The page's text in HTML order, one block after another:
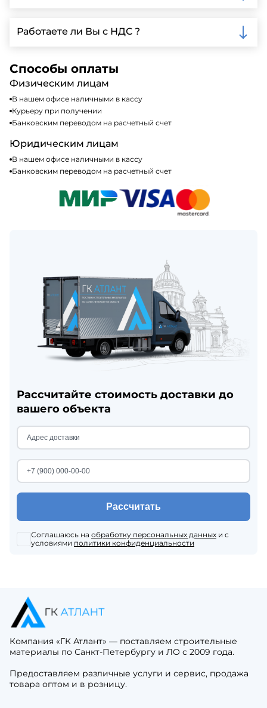
включая наличные, банковские переводы,
кредитные карты. Подробную информацию о
Работаете ли Вы с НДС ?
налогообложения, т.е с НДС 20%
Способы оплаты
Физическим лицам
В нашем офисе наличными в кассу
Курьеру при получении
Банковским переводом на расчетный счет
Юридическим лицам
В нашем офисе наличными в кассу
Банковским переводом на расчетный счет
Рассчитайте стоимость доставки до
вашего объекта
Рассчитать
Соглашаюсь на обработку персональных данных и с
условиями политики конфиденциальности
Компания «ГК Атлант» — поставляем строительные
материалы по Санкт-Петербургу и ЛО с 2009 года.
Предоставляем различные услуги и сервис, продажа
товара оптом и в розницу.